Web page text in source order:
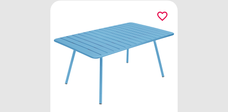
favorite_border